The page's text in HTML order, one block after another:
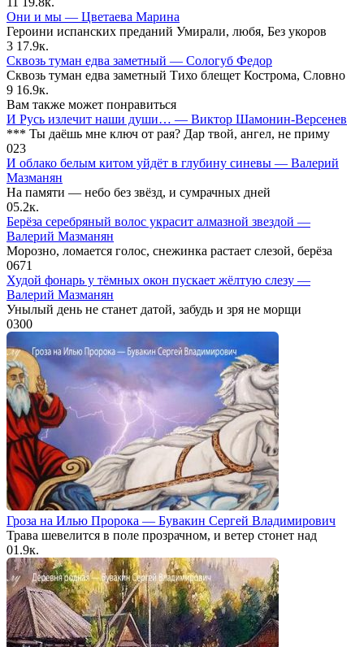
Они и мы — Цветаева Марина
Героини испанских преданий Умирали, любя, Без укоров
3 17.9к.
Сквозь туман едва заметный — Сологуб Федор
Сквозь туман едва заметный Тихо блещет Кострома, Словно
9 16.9к.
Вам также может понравиться
И Русь излечит наши души… — Виктор Шамонин-Версенев
*** Ты даёшь мне ключ от рая? Дар твой, ангел, не приму
023
И облако белым китом уйдёт в глубину синевы — Валерий
Мазманян
На памяти — небо без звёзд, и сумрачных дней
05.2к.
Берёза серебряный волос украсит алмазной звездой —
Валерий Мазманян
Морозно, ломается голос, снежинка растает слезой, берёза
0671
Худой фонарь у тёмных окон пускает жёлтую слезу —
Валерий Мазманян
Унылый день не станет датой, забудь и зря не морщи
0300
Гроза на Илью Пророка — Бувакин Сергей Владимирович
Трава шевелится в поле прозрачном, и ветер стонет над
01.9к.